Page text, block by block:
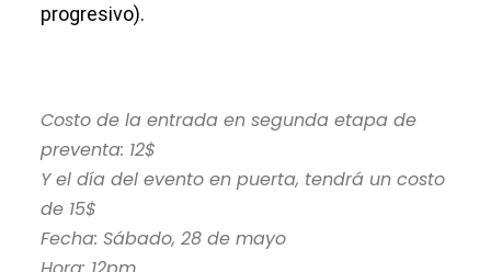
progresivo).
Costo de la entrada en segunda etapa de
preventa: 12$
Y el día del evento en puerta, tendrá un costo
de 15$
Fecha: Sábado, 28 de mayo